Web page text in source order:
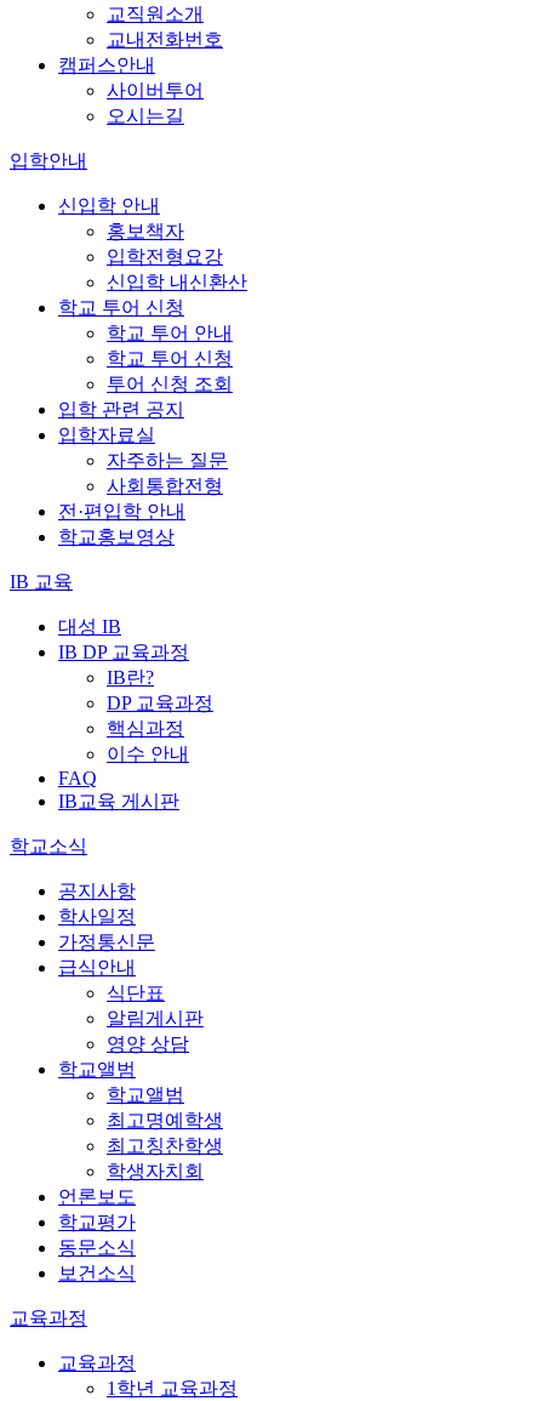
교직원소개
교내전화번호
캠퍼스안내
사이버투어
오시는길
입학안내
신입학 안내
홍보책자
입학전형요강
신입학 내신환산
학교 투어 신청
학교 투어 안내
학교 투어 신청
투어 신청 조회
입학 관련 공지
입학자료실
자주하는 질문
사회통합전형
전·편입학 안내
학교홍보영상
IB 교육
대성 IB
IB DP 교육과정
IB란?
DP 교육과정
핵심과정
이수 안내
FAQ
IB교육 게시판
학교소식
공지사항
학사일정
가정통신문
급식안내
식단표
알림게시판
영양 상담
학교앨범
학교앨범
최고명예학생
최고칭찬학생
학생자치회
언론보도
학교평가
동문소식
보건소식
교육과정
교육과정
1학년 교육과정